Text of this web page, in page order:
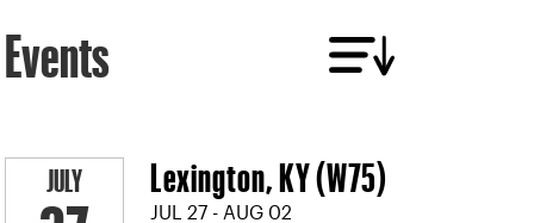
Events
JULY Lexington, KY (W75)
JUL 27 - AUG 02